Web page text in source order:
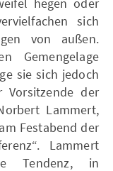
sich
von außen.
Gemengelage
sie sich jedoch
Vorsitzende der
Lammert,
Festabend der
Lammert
Tendenz, in